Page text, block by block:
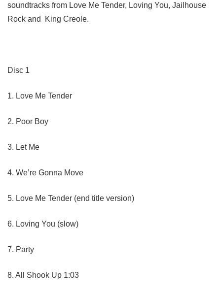
soundtracks from Love Me Tender, Loving You, Jailhouse
Rock and King Creole.
Disc 1
1. Love Me Tender
2. Poor Boy
3. Let Me
4. We’re Gonna Move
5. Love Me Tender (end title version)
6. Loving You (slow)
7. Party
8. All Shook Up 1:03